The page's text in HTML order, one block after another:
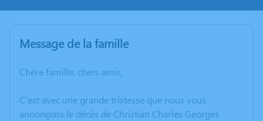
Message de la famille
Chère famille, chers amis,
C’est avec une grande tristesse que nous vous
annonçons le décès de Christian Charles Georges